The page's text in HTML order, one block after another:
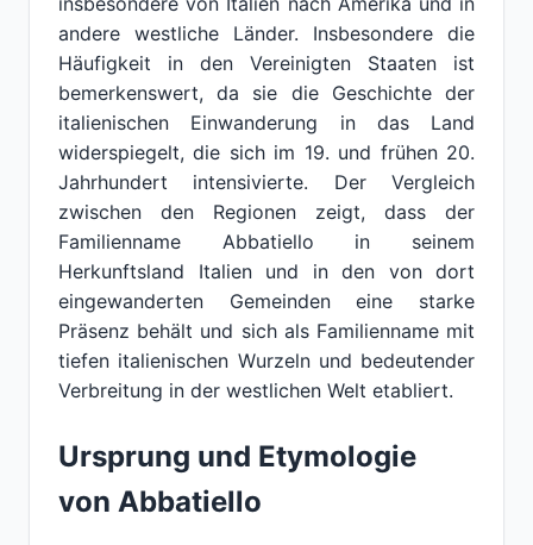
andere westliche Länder. Insbesondere die
Häufigkeit in den Vereinigten Staaten ist
bemerkenswert, da sie die Geschichte der
italienischen Einwanderung in das Land
widerspiegelt, die sich im 19. und frühen 20.
Jahrhundert intensivierte. Der Vergleich
zwischen den Regionen zeigt, dass der
Familienname Abbatiello in seinem
Herkunftsland Italien und in den von dort
eingewanderten Gemeinden eine starke
Präsenz behält und sich als Familienname mit
tiefen italienischen Wurzeln und bedeutender
Verbreitung in der westlichen Welt etabliert.
Ursprung und Etymologie
von Abbatiello